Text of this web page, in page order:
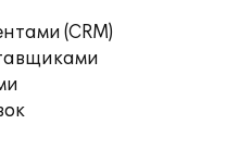
(CRM)